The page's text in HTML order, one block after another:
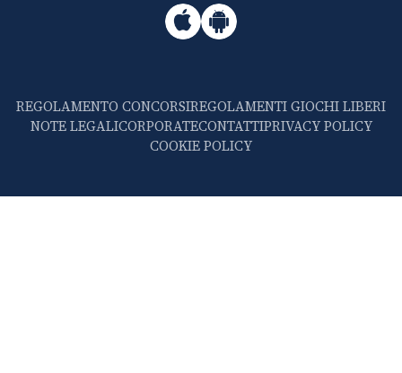
REGOLAMENTO CONCORSIREGOLAMENTI GIOCHI LIBERI
NOTE LEGALICORPORATECONTATTIPRIVACY POLICY
COOKIE POLICY